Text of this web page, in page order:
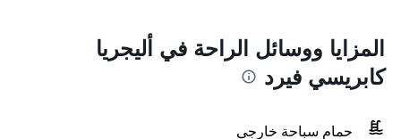
المزايا ووسائل الراحة في أليجريا
كابريسي فيرد
حمام سباحة خارجي